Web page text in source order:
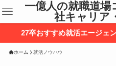
一億人の就職道
社キャリア
27卒おすすめ就活エージェ
ホーム 就活ノウハウ